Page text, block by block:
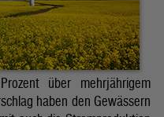
über mehrjährigem
haben den Gewässern